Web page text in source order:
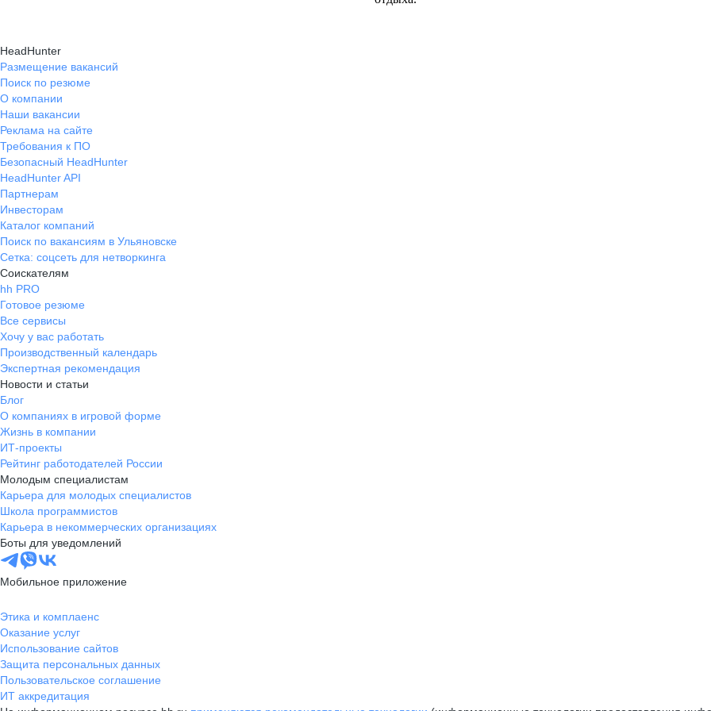
HeadHunter
Размещение вакансий
Поиск по резюме
О компании
Наши вакансии
Реклама на сайте
Требования к ПО
Безопасный HeadHunter
HeadHunter API
Партнерам
Инвесторам
Каталог компаний
Поиск по вакансиям в Ульяновске
Сетка: соцсеть для нетворкинга
Соискателям
hh PRO
Готовое резюме
Все сервисы
Хочу у вас работать
Производственный календарь
Экспертная рекомендация
Новости и статьи
Блог
О компаниях в игровой форме
Жизнь в компании
ИТ-проекты
Рейтинг работодателей России
Молодым специалистам
Карьера для молодых специалистов
Школа программистов
Карьера в некоммерческих организациях
Боты для уведомлений
Мобильное приложение
Этика и комплаенс
Оказание услуг
Использование сайтов
Защита персональных данных
Пользовательское соглашение
ИТ аккредитация